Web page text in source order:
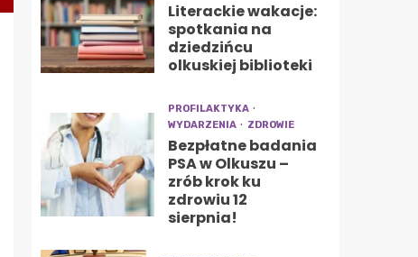
Literackie wakacje:
spotkania na
dziedzińcu
olkuskiej biblioteki
PROFILAKTYKA
WYDARZENIA
ZDROWIE
Bezpłatne badania
PSA w Olkuszu –
zrób krok ku
zdrowiu 12
sierpnia!